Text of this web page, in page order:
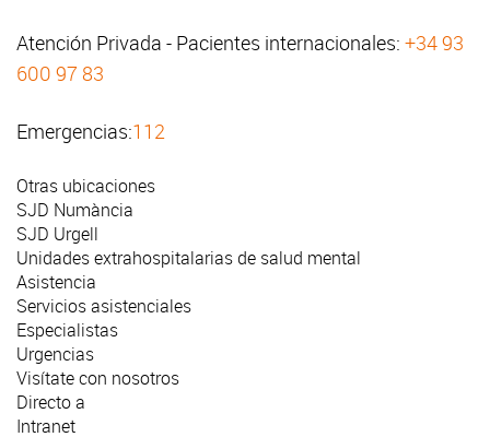
Atención Privada - Pacientes internacionales: +34 93
600 97 83
Emergencias:112
Otras ubicaciones
SJD Numància
SJD Urgell
Unidades extrahospitalarias de salud mental
Asistencia
Servicios asistenciales
Especialistas
Urgencias
Visítate con nosotros
Directo a
Intranet